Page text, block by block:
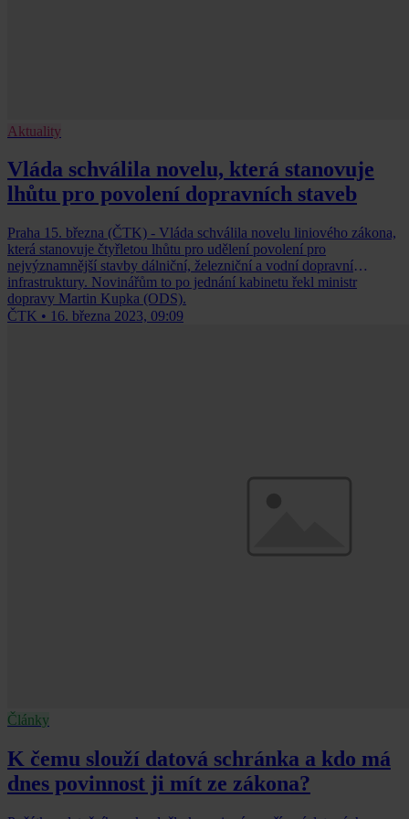
Aktuality
Vláda schválila novelu, která stanovuje
lhůtu pro povolení dopravních staveb
Praha 15. března (ČTK) - Vláda schválila novelu liniového zákona,
která stanovuje čtyřletou lhůtu pro udělení povolení pro
nejvýznamnější stavby dálniční, železniční a vodní dopravní
infrastruktury. Novinářům to po jednání kabinetu řekl ministr
dopravy Martin Kupka (ODS).
ČTK • 16. března 2023, 09:09
Články
K čemu slouží datová schránka a kdo má
dnes povinnost ji mít ze zákona?